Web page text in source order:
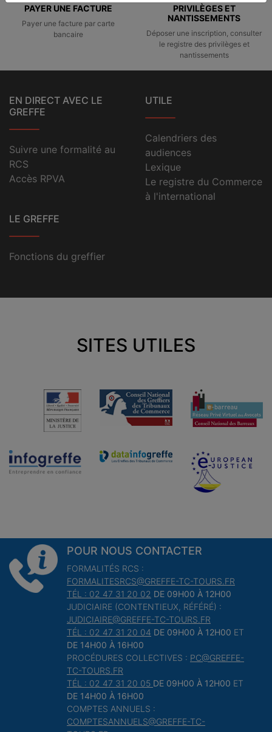
PAYER UNE FACTURE
Payer une facture par carte
bancaire
PRIVILÈGES ET
NANTISSEMENTS
Déposer une inscription, consulter
le registre des privilèges et
nantissements
EN DIRECT AVEC LE
GREFFE
Suivre une formalité au
RCS
Accès RPVA
UTILE
Calendriers des
audiences
Lexique
Le registre du Commerce
à l'international
LE GREFFE
Fonctions du greffier
SITES UTILES
POUR NOUS CONTACTER
FORMALITÉS RCS :
FORMALITESRCS@GREFFE-TC-TOURS.FR
TÉL : 02 47 31 20 02 DE 09H00 À 12H00
JUDICIAIRE (CONTENTIEUX, RÉFÉRÉ) :
JUDICIAIRE@GREFFE-TC-TOURS.FR
TÉL : 02 47 31 20 04 DE 09H00 À 12H00 ET
DE 14H00 À 16H00
PROCÉDURES COLLECTIVES : PC@GREFFE-
TC-TOURS.FR
TÉL : 02 47 31 20 05 DE 09H00 À 12H00 ET
DE 14H00 À 16H00
COMPTES ANNUELS :
COMPTESANNUELS@GREFFE-TC-